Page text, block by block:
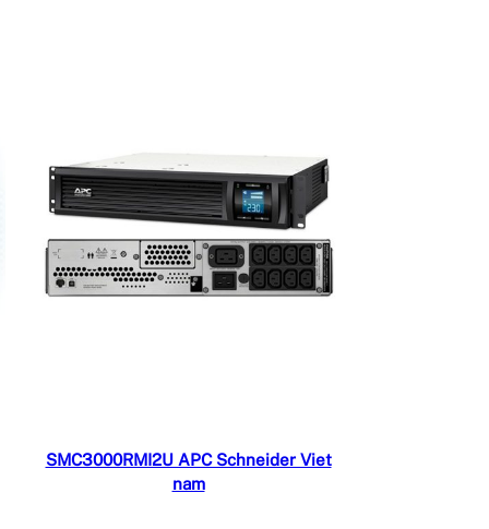
Đọc tiếp
SMC3000RMI2U APC Schneider Viet
nam